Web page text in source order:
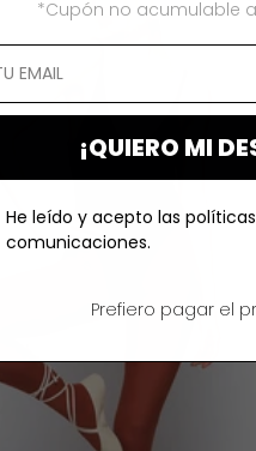
*Cupón no acumulable
¡QUIERO MI
He leído y acepto las
comunicaciones.
Prefiero pagar el